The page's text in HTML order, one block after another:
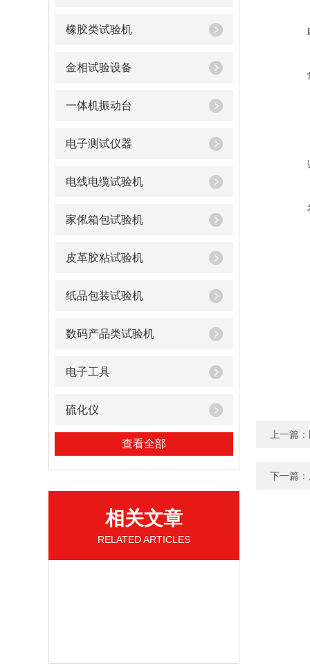
橡胶类试验机
金相试验设备
一体机振动台
电子测试仪器
电线电缆试验机
家俬箱包试验机
皮革胶粘试验机
纸品包装试验机
数码产品类试验机
电子工具
硫化仪
查看全部
相关文章
RELATED ARTICLES
上一篇：
下一篇：